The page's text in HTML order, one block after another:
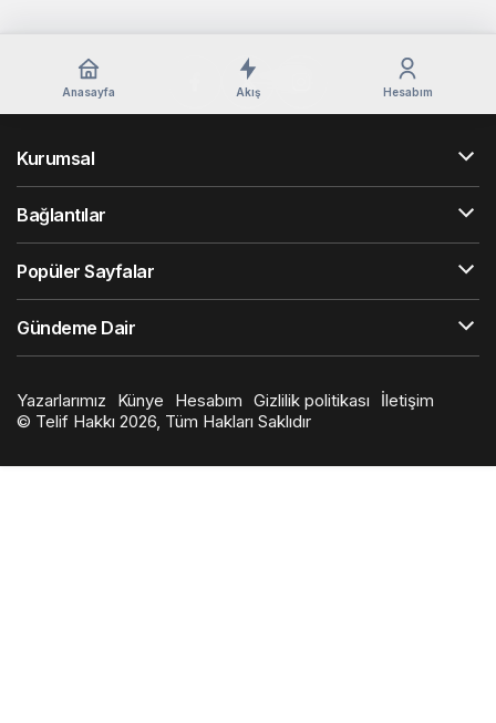
Anasayfa Akış Hesabım
Kurumsal
Bağlantılar
Popüler Sayfalar
Gündeme Dair
Yazarlarımız Künye Hesabım Gizlilik politikası
İletişim
© Telif Hakkı 2026, Tüm Hakları Saklıdır